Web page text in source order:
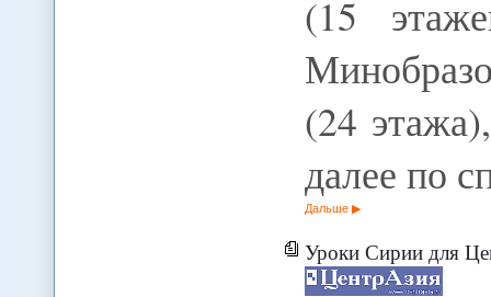
(15
(24
далее по
Дальше
Уроки Сирии для